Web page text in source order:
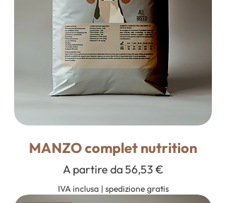
MANZO complet nutrition
A partire da56,53 €
Prezzo scontato
IVA inclusa| spedizione gratis